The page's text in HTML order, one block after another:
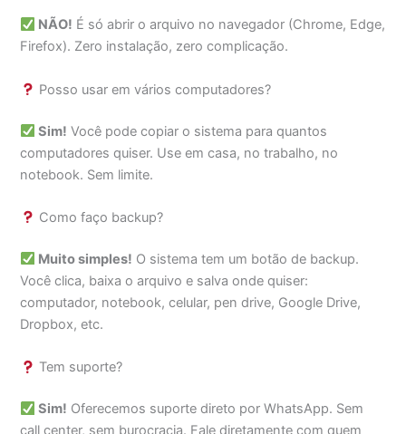
NÃO! É só abrir o arquivo no navegador (Chrome, Edge,
Firefox). Zero instalação, zero complicação.
Posso usar em vários computadores?
Sim! Você pode copiar o sistema para quantos
computadores quiser. Use em casa, no trabalho, no
notebook. Sem limite.
Como faço backup?
Muito simples! O sistema tem um botão de backup.
Você clica, baixa o arquivo e salva onde quiser:
computador, notebook, celular, pen drive, Google Drive,
Dropbox, etc.
Tem suporte?
Sim! Oferecemos suporte direto por WhatsApp. Sem
call center, sem burocracia. Fale diretamente com quem